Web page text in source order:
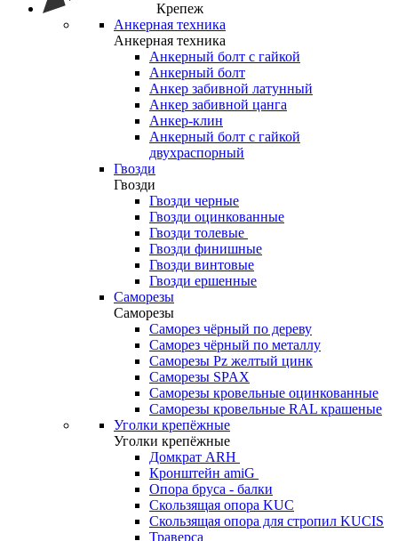
Крепеж
Анкерная техника
Анкерная техника
Анкерный болт с гайкой
Анкерный болт
Анкер забивной латунный
Анкер забивной цанга
Анкер-клин
Анкерный болт с гайкой
двухраспорный
Гвозди
Гвозди
Гвозди черные
Гвозди оцинкованные
Гвозди толевые
Гвозди финишные
Гвозди винтовые
Гвозди ершенные
Саморезы
Саморезы
Саморез чёрный по дереву
Саморез чёрный по металлу
Саморезы Pz желтый цинк
Саморезы SPAX
Саморезы кровельные оцинкованные
Саморезы кровельные RAL крашеные
Уголки крепёжные
Уголки крепёжные
Домкрат ARH
Кронштейн amiG
Опора бруса - балки
Скользящая опора KUC
Скользящая опора для стропил KUCIS
Траверса